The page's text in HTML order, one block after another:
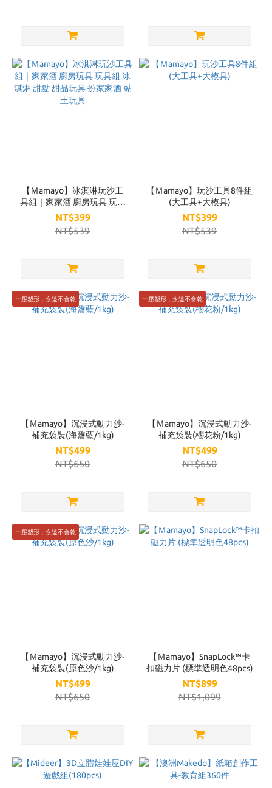
【Ｍamayo】冰淇淋玩沙工
具組｜家家酒 廚房玩具 玩具
組 冰淇淋 甜點 甜品玩具 扮
家家酒 黏土玩具
NT$399
NT$539
【Ｍamayo】玩沙工具8件組
(大工具+大模具)
NT$399
NT$539
一壓塑形，永遠不會乾
【Ｍamayo】沉浸式動力沙-
補充袋裝(海鹽藍/1kg)
NT$499
NT$650
一壓塑形，永遠不會乾
【Ｍamayo】沉浸式動力沙-
補充袋裝(櫻花粉/1kg)
NT$499
NT$650
一壓塑形，永遠不會乾
【Ｍamayo】沉浸式動力沙-
補充袋裝(原色沙/1kg)
NT$499
NT$650
【Ｍamayo】SnapLock™卡
扣磁力片 (標準透明色48pcs)
NT$899
NT$1,099